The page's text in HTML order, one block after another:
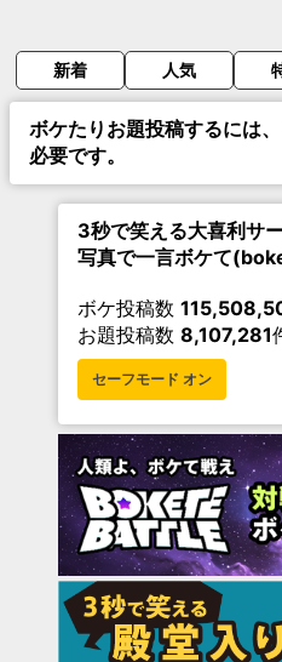
新着 人気
ボケたりお題投稿するには
必要です。
3秒で笑える大喜利サ
写真で一言ボケて
ボケ投稿数
お題投稿数 8,107,281
セーフモード オン